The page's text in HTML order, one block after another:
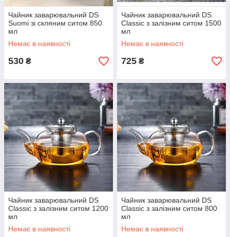
Чайник заварювальний DS
Suomi зі скляним ситом 850
мл
Немає в наявності
530 ₴
Чайник заварювальний DS
Classic з залізним ситом 1500
мл
Немає в наявності
725 ₴
Чайник заварювальний DS
Classic з залізним ситом 1200
мл
Немає в наявності
Чайник заварювальний DS
Classic з залізним ситом 800
мл
Немає в наявності